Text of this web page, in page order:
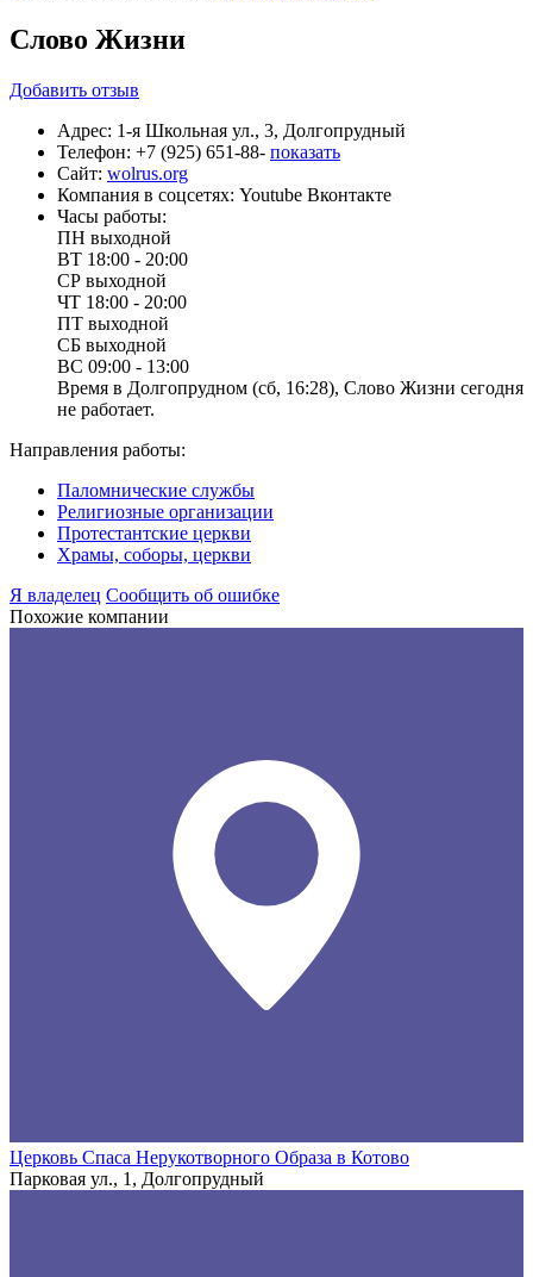
Слово Жизни
Добавить отзыв
Адрес: 1-я Школьная ул., 3, Долгопрудный
Телефон: +7 (925) 651-88- показать
Сайт: wolrus.org
Компания в соцсетях: Youtube Вконтакте
Часы работы:
ПН выходной
ВТ 18:00 - 20:00
СР выходной
ЧТ 18:00 - 20:00
ПТ выходной
СБ выходной
ВС 09:00 - 13:00
Время в Долгопрудном (сб, 16:28), Слово Жизни сегодня
не работает.
Направления работы:
Паломнические службы
Религиозные организации
Протестантские церкви
Храмы, соборы, церкви
Я владелец Сообщить об ошибке
Похожие компании
Церковь Спаса Нерукотворного Образа в Котово
Парковая ул., 1, Долгопрудный